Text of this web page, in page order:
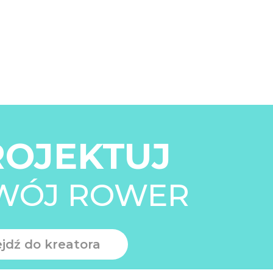
ROWER
do kreatora